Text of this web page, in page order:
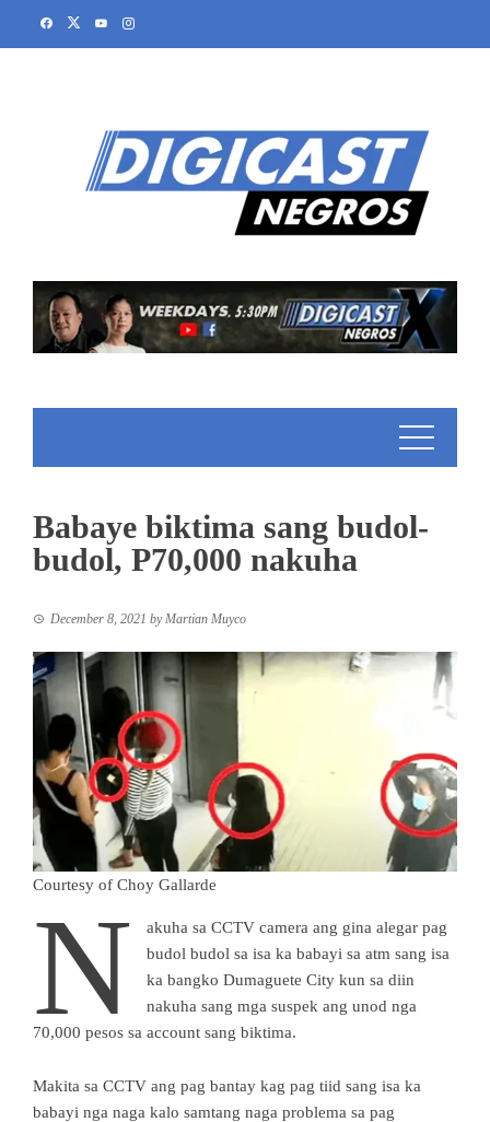
Babaye biktima sang budol-
budol, P70,000 nakuha
December 8, 2021 by Martian Muyco
Courtesy of Choy Gallarde
N
akuha sa CCTV camera ang gina alegar pag
budol budol sa isa ka babayi sa atm sang isa
ka bangko Dumaguete City kun sa diin
nakuha sang mga suspek ang unod nga
70,000 pesos sa account sang biktima.
Makita sa CCTV ang pag bantay kag pag tiid sang isa ka
babayi nga naga kalo samtang naga problema sa pag